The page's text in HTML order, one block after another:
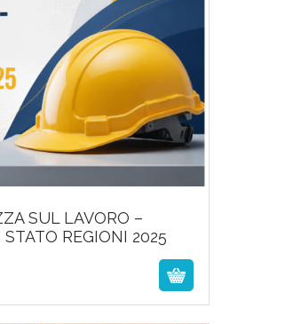
SUL LAVORO –
REGIONI 2025